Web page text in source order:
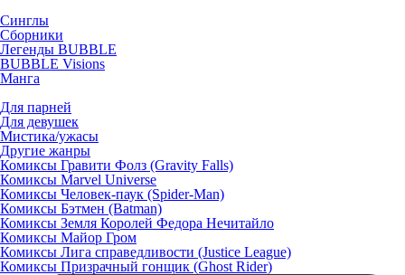
Синглы
Сборники
Легенды BUBBLE
BUBBLE Visions
Манга
Для парней
Для девушек
Мистика/ужасы
Другие жанры
Комиксы Гравити Фолз (Gravity Falls)
Комиксы Marvel Universe
Комиксы Человек-паук (Spider-Man)
Комиксы Бэтмен (Batman)
Комиксы Земля Королей Федора Нечитайло
Комиксы Майор Гром
Комиксы Лига справедливости (Justice League)
Комиксы Призрачный гонщик (Ghost Rider)